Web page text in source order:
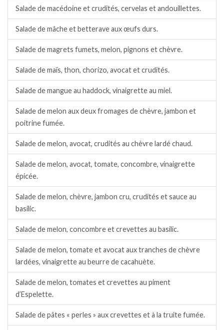
Salade de macédoine et crudités, cervelas et andouillettes.
Salade de mâche et betterave aux œufs durs.
Salade de magrets fumets, melon, pignons et chèvre.
Salade de maïs, thon, chorizo, avocat et crudités.
Salade de mangue au haddock, vinaigrette au miel.
Salade de melon aux deux fromages de chèvre, jambon et
poitrine fumée.
Salade de melon, avocat, crudités au chèvre lardé chaud.
Salade de melon, avocat, tomate, concombre, vinaigrette
épicée.
Salade de melon, chèvre, jambon cru, crudités et sauce au
basilic.
Salade de melon, concombre et crevettes au basilic.
Salade de melon, tomate et avocat aux tranches de chèvre
lardées, vinaigrette au beurre de cacahuète.
Salade de melon, tomates et crevettes au piment
d’Espelette.
Salade de pâtes « perles » aux crevettes et à la truite fumée.